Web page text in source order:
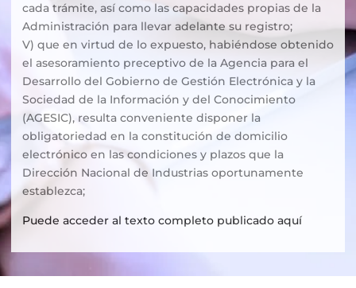
cada trámite, así como las capacidades propias de la
Administración para llevar adelante su registro;
V) que en virtud de lo expuesto, habiéndose obtenido
el asesoramiento preceptivo de la Agencia para el
Desarrollo del Gobierno de Gestión Electrónica y la
Sociedad de la Información y del Conocimiento
(AGESIC), resulta conveniente disponer la
obligatoriedad en la constitución de domicilio
electrónico en las condiciones y plazos que la
Dirección Nacional de Industrias oportunamente
establezca;
Puede acceder al texto completo publicado aquí